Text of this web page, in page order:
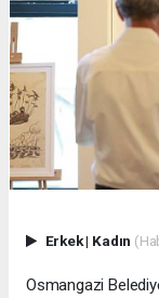
Erkek| Kadın
Osmangazi